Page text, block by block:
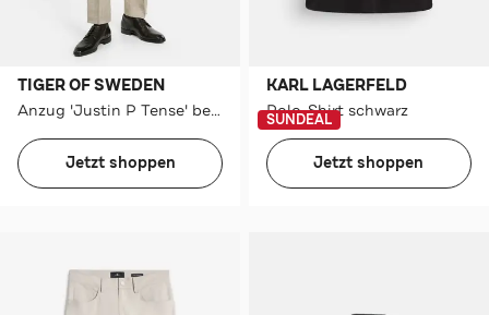
TIGER OF SWEDEN
Anzug 'Justin P Tense' beige
Jetzt shoppen
KARL LAGERFELD
Polo-Shirt schwarz
SUNDEAL
Jetzt shoppen